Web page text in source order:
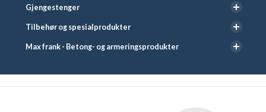
Gjengestenger
Tilbehør og spesialprodukter
Max frank - Betong- og armeringsprodukter